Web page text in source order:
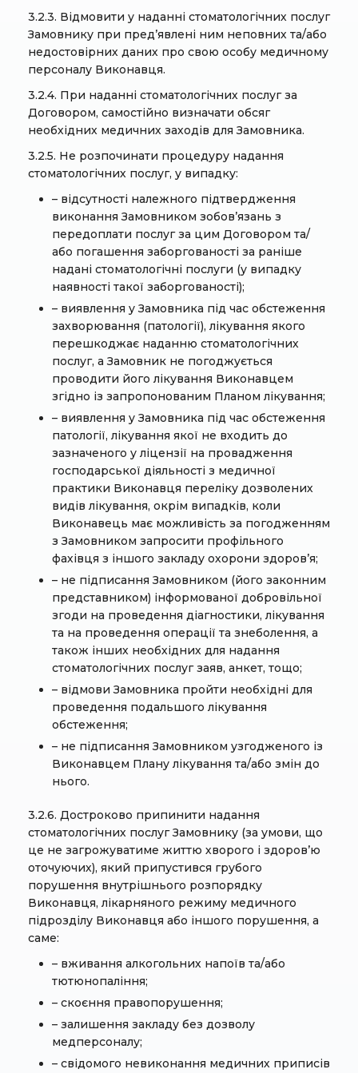
3.2.3. Відмовити у наданні стоматологічних послуг
Замовнику при пред’явлені ним неповних та/або
недостовірних даних про свою особу медичному
персоналу Виконавця.
3.2.4. При наданні стоматологічних послуг за
Договором, самостійно визначати обсяг
необхідних медичних заходів для Замовника.
3.2.5. Не розпочинати процедуру надання
стоматологічних послуг, у випадку:
– відсутності належного підтвердження
виконання Замовником зобов’язань з
передоплати послуг за цим Договором та/
або погашення заборгованості за раніше
надані стоматологічні послуги (у випадку
наявності такої заборгованості);
– виявлення у Замовника під час обстеження
захворювання (патології), лікування якого
перешкоджає наданню стоматологічних
послуг, а Замовник не погоджується
проводити його лікування Виконавцем
згідно із запропонованим Планом лікування;
– виявлення у Замовника під час обстеження
патології, лікування якої не входить до
зазначеного у ліцензії на провадження
господарської діяльності з медичної
практики Виконавця переліку дозволених
видів лікування, окрім випадків, коли
Виконавець має можливість за погодженням
з Замовником запросити профільного
фахівця з іншого закладу охорони здоров’я;
– не підписання Замовником (його законним
представником) інформованої добровільної
згоди на проведення діагностики, лікування
та на проведення операції та знеболення, а
також інших необхідних для надання
стоматологічних послуг заяв, анкет, тощо;
– відмови Замовника пройти необхідні для
проведення подальшого лікування
обстеження;
– не підписання Замовником узгодженого із
Виконавцем Плану лікування та/або змін до
нього.
3.2.6. Достроково припинити надання
стоматологічних послуг Замовнику (за умови, що
це не загрожуватиме життю хворого і здоров’ю
оточуючих), який припустився грубого
порушення внутрішнього розпорядку
Виконавця, лікарняного режиму медичного
підрозділу Виконавця або іншого порушення, а
саме:
– вживання алкогольних напоїв та/або
тютюнопаління;
– скоєння правопорушення;
– залишення закладу без дозволу
медперсоналу;
– свідомого невиконання медичних приписів